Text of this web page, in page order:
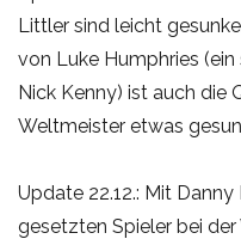
Littler sind leicht
von Luke Humphries
Nick Kenny) ist auch die
Weltmeister etwas
Update 22.12.: Mit
gesetzten Spieler bei